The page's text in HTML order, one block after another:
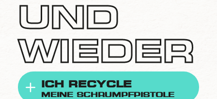
UND
WIEDER
ICH RECYCLE
MEINE SCHRUMPFPISTOLE